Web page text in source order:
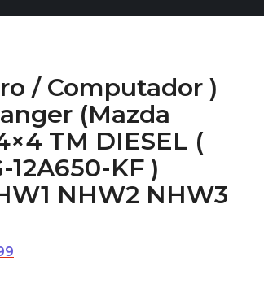
/ Computador )
(Mazda
TM DIESEL (
12A650-KF )
NHW2 NHW3